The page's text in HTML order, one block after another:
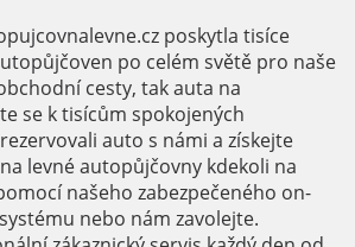
poskytla tisíce
po celém světě pro naše
cesty, tak auta na
se k tisícům spokojených
auto s námi a získejte
levné autopůjčovny kdekoli na
našeho zabezpečeného on-
nebo nám zavolejte.